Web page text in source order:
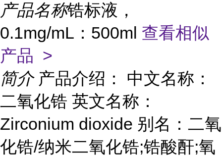
产品名称锆标液，
0.1mg/mL：500ml 查看相似
产品 >
简介 产品介绍： 中文名称：
二氧化锆 英文名称：
Zirconium dioxide 别名：二氧
化锆/纳米二氧化锆;锆酸酐;氧